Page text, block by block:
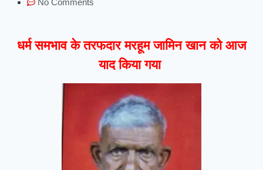
धर्म समभाव के तरफदार मरहूम जामिन खान को आज
याद किया गया